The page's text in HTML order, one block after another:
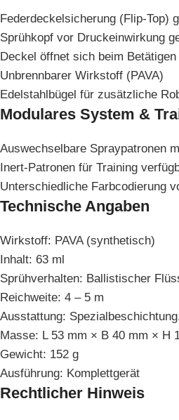
Federdeckelsicherung (Flip-Top)
Sprühkopf vor Druckeinwirkung
Deckel öffnet sich beim
Unbrennbarer Wirkstoff (PAVA)
Edelstahlbügel für zusätzliche
Modulares System &
Auswechselbare Spraypatronen
Inert-Patronen für Training
Unterschiedliche Farbcodierung
Technische Angaben
Wirkstoff: PAVA (synthetisch)
Inhalt: 63 ml
Sprühverhalten: Ballistischer
Reichweite: 4 – 5 m
Ausstattung:
Masse: L 53 mm × B 40 mm × H
Gewicht: 152 g
Ausführung: Komplettgerät
Rechtlicher Hinweis